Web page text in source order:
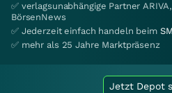
✅ verlagsunabhängige Partner
BörsenNews
✅ Jederzeit einfach handeln beim
✅ mehr als 25 Jahre Marktpräsenz
Jetzt Depot